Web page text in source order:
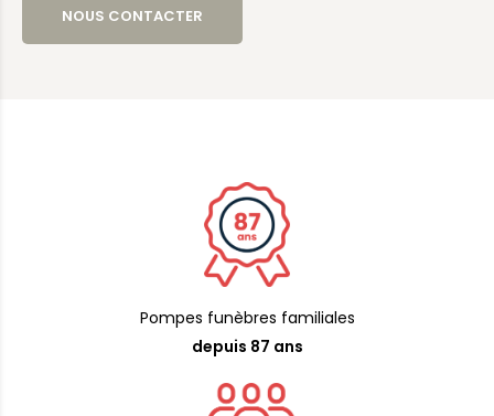
NOUS CONTACTER
Pompes funèbres familiales
depuis 87 ans